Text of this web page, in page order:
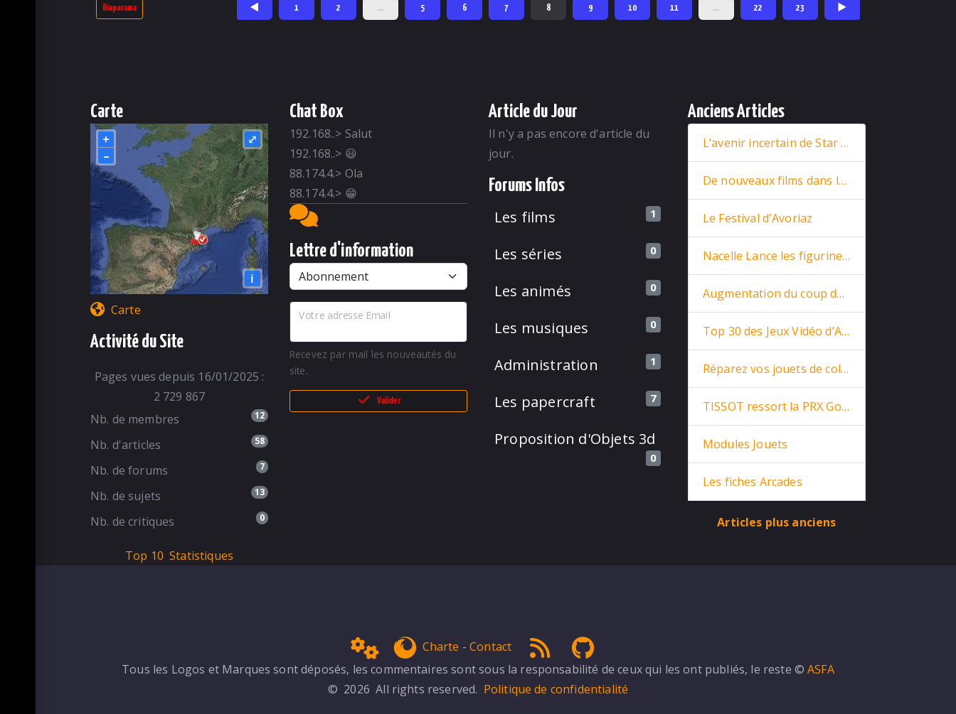
Diaporama ◄ 1 2 … 5 6 7 8 9 10 11 … 22 23 ►
Carte
+
–
i
⤢
Carte
Chat Box
192.168..> Salut
192.168..> 😃
88.174.4.> Ola
88.174.4.> 😁
Article du Jour
Il n'y a pas encore d'article du
jour.
Anciens Articles
L’avenir incertain de Star Wars : entre nouveaux films et retour stratégique de Rey
De nouveaux films dans la base
Le Festival d'Avoriaz
Nacelle Lance les figurines Star Trek en prévente
Augmentation du coup de la vie
Top 30 des Jeux Vidéo d’Arcade
Réparez vos jouets de collections
TISSOT ressort la PRX Goldorak de 1975
Modules Jouets
Les fiches Arcades
Articles plus anciens
Forums Infos
Les films
1
Les séries 0
Les animés 0
Les musiques 0
Administration 1
Les papercraft 7
Proposition d'Objets 3d
0
Lettre d'information
Votre adresse Email
Recevez par mail les nouveautés du
site.
Valider
Activité du Site
Pages vues depuis 16/01/2025 :
2 729 867
Nb. de membres
12
Nb. d'articles 58
Nb. de forums 7
Nb. de sujets 13
Nb. de critiques 0
Top 10 Statistiques
Adminget Firefox
Charte -Contact RSS 1.0
Tous les Logos et Marques sont déposés, les commentaires sont sous la responsabilité de ceux qui les ont publiés, le reste ©ASFA
© 2026 All rights reserved. Politique de confidentialité